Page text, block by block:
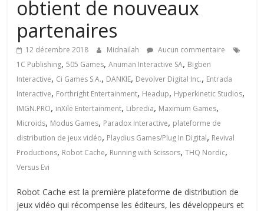
obtient de nouveaux
partenaires
12 décembre 2018 Midnailah
Aucun commentaire
1C Publishing,505 Games,Anuman Interactive SA, Bigben
Interactive, Ci Games S.A., DANKIE, Devolver Digital Inc., Entrada
Interactive, Forthright Entertainment, Headup, Hyperkinetic Studios,
IMGN.PRO, inXile Entertainment, Libredia, Maximum Games,
Microids, Modus Games, Paradox Interactive, plateforme de
distribution de jeux vidéo, Playdius Games/Plug In Digital, Revival
Productions, Robot Cache, Running with Scissors,THQ Nordic,
Versus Evi
Robot Cache est la première plateforme de distribution de
jeux vidéo qui récompense les éditeurs, les développeurs et